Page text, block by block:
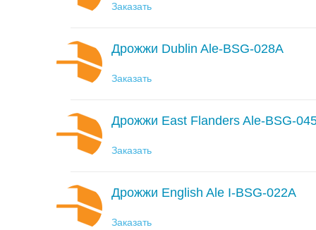
Заказать
Дрожжи Dublin Ale-BSG-028A
Заказать
Дрожжи East Flanders Ale-BSG-
Заказать
Дрожжи English Ale I-BSG-022A
Заказать